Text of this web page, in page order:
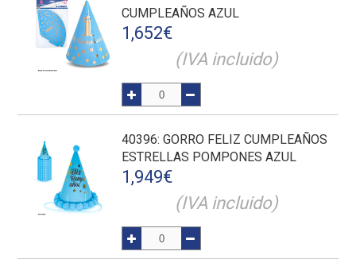
CUMPLEAÑOS AZUL
1,652€
(IVA incluido)
40396: GORRO FELIZ CUMPLEAÑOS
ESTRELLAS POMPONES AZUL
1,949€
(IVA incluido)